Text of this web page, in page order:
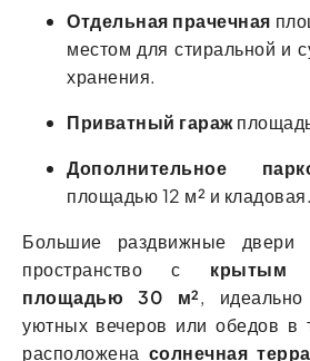
Отдельная прачечная
местом для стиральной и
хранения.
Приватный гараж
Дополнительное
площадью 12 м² и кладовая.
Большие раздвижные двери
пространство с крытым
площадью 30 м²,
уютных вечеров или обедов в
расположена солнечная